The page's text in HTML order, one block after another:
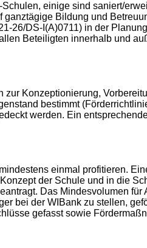
einige sind saniert/
Bildung und
26/DS-I(A)0711) in der
Beteiligten innerhalb und
Konzeptionierung,
bestimmt
werden. Ein
einmal profitieren.
der Schule und in die
Das Mindesvolumen
bei der WIBank zu stellen,
gefasst sowie